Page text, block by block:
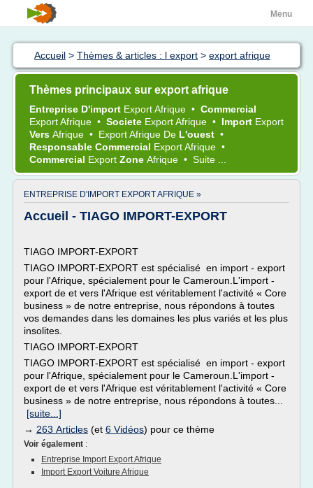
Menu
Accueil > Thèmes & articles : l export > export afrique
Thèmes principaux sur export afrique
Entreprise D'import Export Afrique • Commercial
Export Afrique • Societe Export Afrique • Import Export
Vers Afrique • Export Afrique De L'ouest •
Responsable Commercial Export Afrique •
Commercial Export Zone Afrique • Suite ...
ENTREPRISE D'IMPORT EXPORT AFRIQUE »
Accueil - TIAGO IMPORT-EXPORT
TIAGO IMPORT-EXPORT
TIAGO IMPORT-EXPORT est spécialisé en import - export
pour l'Afrique, spécialement pour le Cameroun.L'import -
export de et vers l'Afrique est véritablement l'activité « Core
business » de notre entreprise, nous répondons à toutes
vos demandes dans les domaines les plus variés et les plus
insolites.
TIAGO IMPORT-EXPORT
TIAGO IMPORT-EXPORT est spécialisé en import - export
pour l'Afrique, spécialement pour le Cameroun.L'import -
export de et vers l'Afrique est véritablement l'activité « Core
business » de notre entreprise, nous répondons à toutes...
[suite...]
→ 263 Articles (et 6 Vidéos) pour ce thème
Voir également :
Entreprise Import Export Afrique
Import Export Voiture Afrique